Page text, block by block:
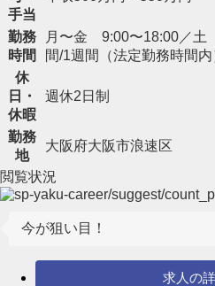
手当
勤務
時間
月〜金 9:00〜18:00／
間/1週間（法定勤務時間
休
日・
休暇
週休2日制
勤務
地
大阪府大阪市浪速区
閲覧状況
今が狙い目！
求人の